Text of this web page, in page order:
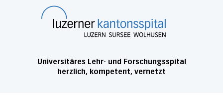
Universitäres Lehr- und Forschungsspital
herzlich, kompetent, vernetzt